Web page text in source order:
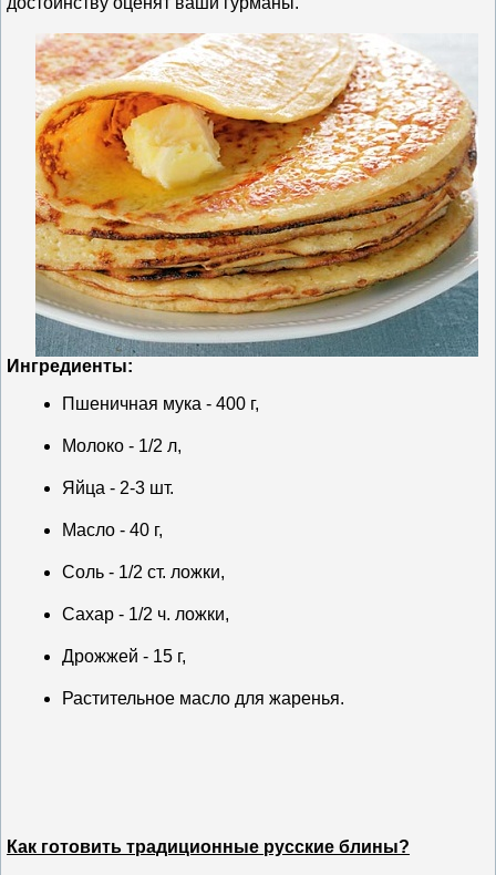
Ингредиенты:
Пшеничная мука - 400 г,
Молоко - 1/2 л,
Яйца - 2-3 шт.
Масло - 40 г,
Соль - 1/2 ст. ложки,
Сахар - 1/2 ч. ложки,
Дрожжей - 15 г,
Растительное масло для жаренья.
Как готовить традиционные русские блины?